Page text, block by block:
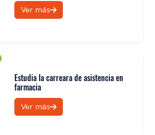
Ver más
Estudia la carreara de asistencia en
farmacia
Ver más